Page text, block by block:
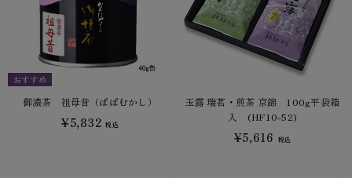
おすすめ
御濃茶 祖母昔（ばばむかし）
¥5,832 税込
玉露 瑞茗・煎茶 京錦 100g平袋箱
入 (HF10-52)
¥5,616 税込